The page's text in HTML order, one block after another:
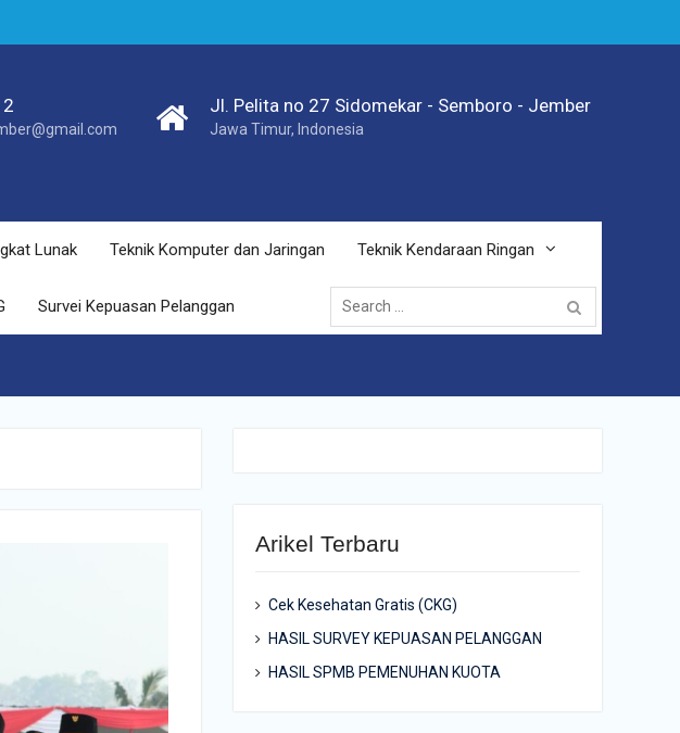
Jl. Pelita no 27 Sidomekar - Semboro - Jember
Jawa Timur, Indonesia
Lunak Teknik Komputer dan Jaringan Teknik Kendaraan Ringan
Survei Kepuasan Pelanggan
Search
for:
Arikel Terbaru
Cek Kesehatan Gratis (CKG)
HASIL SURVEY KEPUASAN PELANGGAN
HASIL SPMB PEMENUHAN KUOTA